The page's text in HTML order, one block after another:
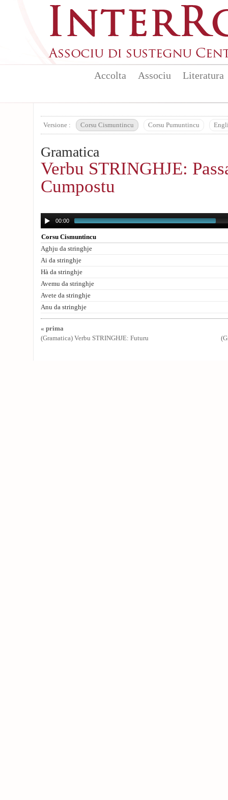
Accolta Associu Literatura
Versione : Corsu Cismuntincu Corsu Pumuntincu
Gramatica
Verbu STRINGHJE:
Cumpostu
00:00
Corsu Cismuntincu
Aghju da stringhje
Ai da stringhje
Hà da stringhje
Avemu da stringhje
Avete da stringhje
Anu da stringhje
« prima
(Gramatica) Verbu STRINGHJE: Futuru